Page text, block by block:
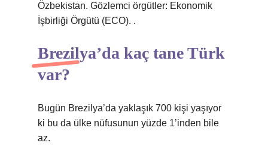
Özbekistan. Gözlemci örgütler: Ekonomik
İşbirliği Örgütü (ECO). .
Brezilya’da kaç tane Türk
var?
Bugün Brezilya’da yaklaşık 700 kişi yaşıyor
ki bu da ülke nüfusunun yüzde 1’inden bile
az.